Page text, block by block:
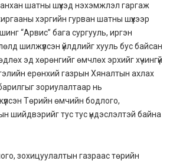
шатны шүүхэд нэхэмжлэл гаргаж
хэргийн гурван шатны шүүхээр
“Арвис” бага сургууль, иргэн
шилжүүлсэн үйлдлийг хууль бус байсан
эд хөрөнгийг өмчлөх эрхийг хүчингүй
ерөнхий газрын Хяналтын ахлах
зориулалтаар нь
Төрийн өмчийн бодлого,
шийдвэрийг тус тус үндэслэлтэй байна
зохицуулалтын газраас төрийн